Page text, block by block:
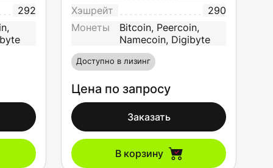
292
Хэшрейт
290
Монеты
Bitcoin, Peercoin,
Namecoin, Digibyte
Доступно в лизинг
Цена по запросу
Заказать
В корзину